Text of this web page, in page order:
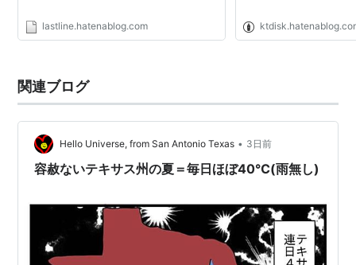
lastline.hatenablog.com
関連ブログ
Hello Universe, from San Antonio Texas • 3日前
容赦ないテキサス州の夏＝毎日ほぼ40℃(雨無し)